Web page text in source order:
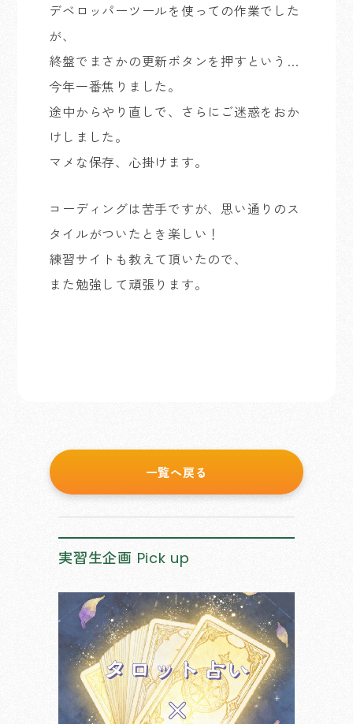
デベロッパーツールを使っての作業でした
が、
終盤でまさかの更新ボタンを押すという…
今年一番焦りました。
途中からやり直しで、さらにご迷惑をおか
けしました。
マメな保存、心掛けます。
コーディングは苦手ですが、思い通りのス
タイルがついたとき楽しい！
練習サイトも教えて頂いたので、
また勉強して頑張ります。
一覧へ戻る
実習生企画 Pick up